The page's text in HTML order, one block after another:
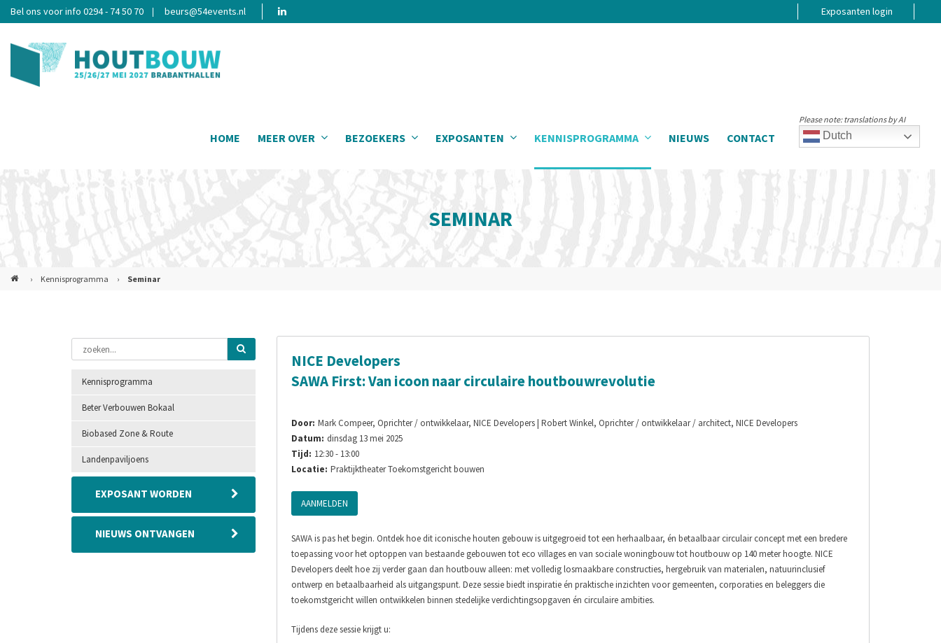
Bel ons voor info 0294 - 74 50 70 beurs@54events.nl Exposanten login
HOME MEER OVER BEZOEKERS EXPOSANTEN KENNISPROGRAMMA NIEUWS CONTACT Dutch
Please note: translations by AI
SEMINAR
› Kennisprogramma › Seminar
Kennisprogramma
Beter Verbouwen Bokaal
Biobased Zone & Route
Landenpaviljoens
EXPOSANT WORDEN
NIEUWS ONTVANGEN
NICE Developers
SAWA First: Van icoon naar circulaire houtbouwrevolutie
Door: Mark Compeer, Oprichter / ontwikkelaar, NICE Developers | Robert Winkel, Oprichter / ontwikkelaar / architect, NICE Developers
Datum: dinsdag 13 mei 2025
Tijd: 12:30 - 13:00
Locatie: Praktijktheater Toekomstgericht bouwen
AANMELDEN
SAWA is pas het begin. Ontdek hoe dit iconische houten gebouw is uitgegroeid tot een herhaalbaar, én betaalbaar circulair concept met een bredere
toepassing voor het optoppen van bestaande gebouwen tot eco villages en van sociale woningbouw tot houtbouw op 140 meter hoogte. NICE
Developers deelt hoe zij verder gaan dan houtbouw alleen: met volledig losmaakbare constructies, hergebruik van materialen, natuurinclusief
ontwerp en betaalbaarheid als uitgangspunt. Deze sessie biedt inspiratie én praktische inzichten voor gemeenten, corporaties en beleggers die
toekomstgericht willen ontwikkelen binnen stedelijke verdichtingsopgaven én circulaire ambities.
Tijdens deze sessie krijgt u: